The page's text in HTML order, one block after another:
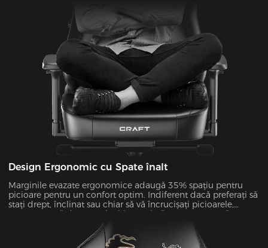
picioarelor. Presiune zero pentru confort pe tot parcursul zilei!
Design Ergonomic cu Spate înalt
Marginile evazate ergonomice adaugă 35% spațiu pentru
picioare pentru un confort optim. Indiferent dacă preferați să
stați drept, înclinat sau chiar să vă încrucișați picioarele,
perna noastră de 22,65 inchi extra lată este concepută pentru
a vă susține toate pozițiile preferate.